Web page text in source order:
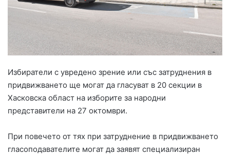
Избиратели с увредено зрение или със затруднения в
придвижването ще могат да гласуват в 20 секции в
Хасковска област на изборите за народни
представители на 27 октомври.
При повечето от тях при затруднение в придвижването
гласоподавателите могат да заявят специализиран